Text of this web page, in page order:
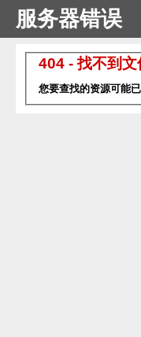
服务器错误
404 - 找不到文
您要查找的资源可能